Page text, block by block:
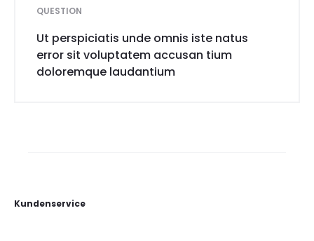
QUESTION
Ut perspiciatis unde omnis iste natus
error sit voluptatem accusan tium
doloremque laudantium
Kundenservice